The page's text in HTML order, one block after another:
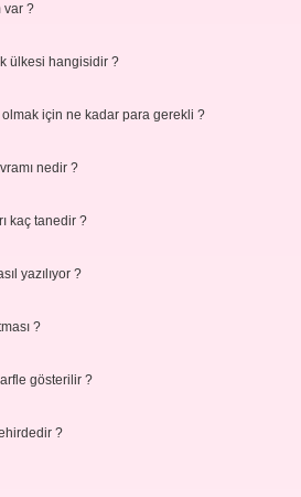
var ?
ülkesi hangisidir ?
olmak için ne kadar para gerekli ?
nedir ?
kaç tanedir ?
yazılıyor ?
?
gösterilir ?
?